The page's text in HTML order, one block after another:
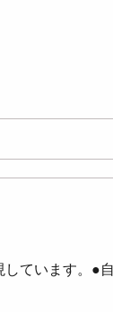
ています。●